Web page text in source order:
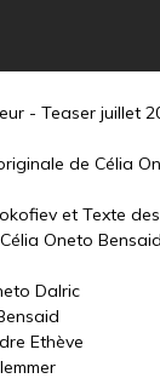
- Teaser juillet
de Célia
et Texte
Oneto
Dalric
Ethève